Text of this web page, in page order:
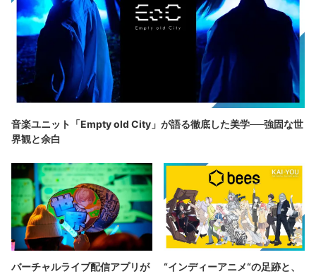
音楽ユニット「Empty old City」が語る徹底した美学──強固な世
界観と余白
バーチャルライブ配信アプリが
“インディーアニメ“の足跡と、